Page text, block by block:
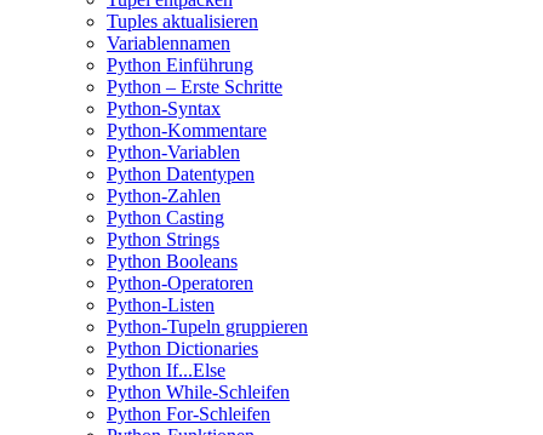
Tuples aktualisieren
Variablennamen
Python Einführung
Python – Erste Schritte
Python-Syntax
Python-Kommentare
Python-Variablen
Python Datentypen
Python-Zahlen
Python Casting
Python Strings
Python Booleans
Python-Operatoren
Python-Listen
Python-Tupeln gruppieren
Python Dictionaries
Python If...Else
Python While-Schleifen
Python For-Schleifen